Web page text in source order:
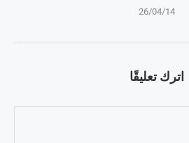
26/04/14
اترك تعليقًا